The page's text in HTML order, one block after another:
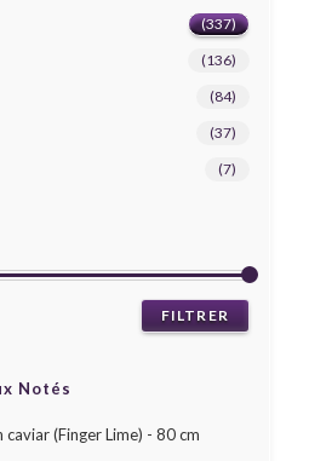
(337)
(136)
(84)
(37)
(7)
FILTRER
Notés
caviar (Finger Lime) - 80 cm